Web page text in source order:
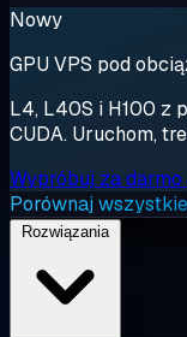
Nowy
GPU VPS pod
L4, L40S i H100 z
CUDA. Uruchom,
Wypróbuj za
Porównaj
Rozwiązania